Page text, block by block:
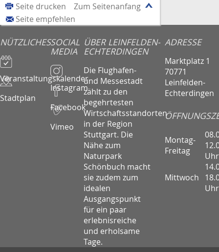
Zum Seitenanfang
Seite drucken
Seite empfehlen
NÜTZLICHES
Veranstaltungskalender
Stadtplan
SOCIAL
MEDIA
Instagram
Facebook
Vimeo
ÜBER LEINFELDEN-
ECHTERDINGEN
Die Flughafen-
und Messestadt
zählt zu den
begehrtesten
Wirtschaftsstandorten
in der Region
Stuttgart. Die
Nähe zum
Naturpark
Schönbuch macht
sie zudem zum
idealen
Ausgangspunkt
für ein paar
erlebnisreiche
und erholsame
Tage.
ADRESSE
Marktplatz 1
70771
Leinfelden-
Echterdingen
Montag-
Freitag
Uhr
Mittwoch
Uhr